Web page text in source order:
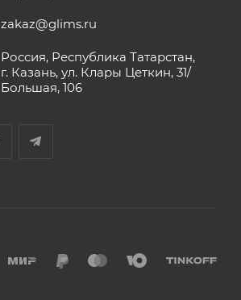
zakaz@glims.ru
Россия, Республика Татарстан,
г. Казань, ул. Клары Цеткин, 31/
Большая, 106